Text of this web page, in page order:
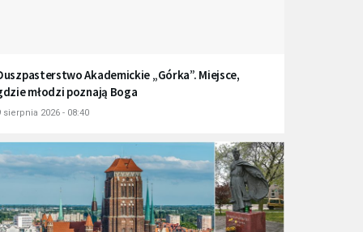
Akademickie „Górka”. Miejsce,
młodzi poznają Boga
sierpnia 2026 - 08:40